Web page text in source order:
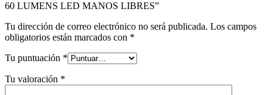
60 LUMENS LED MANOS LIBRES”
Tu dirección de correo electrónico no será publicada. Los campos
obligatorios están marcados con *
Tu puntuación *
Tu valoración *